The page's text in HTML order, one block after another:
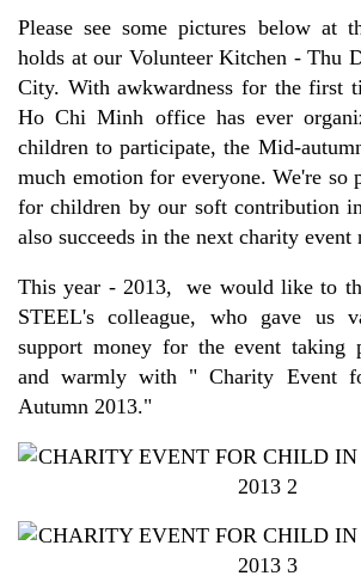
Please see some pictures below at
holds at our Volunteer Kitchen - Thu
City. With awkwardness for the first
Ho Chi Minh office has ever
children to participate, the Mid-
much emotion for everyone. We're so
for children by our soft contribution
also succeeds in the next charity event
This year - 2013, we would like to
STEEL's colleague, who gave us
support money for the event taking
and warmly with " Charity Event
Autumn 2013."